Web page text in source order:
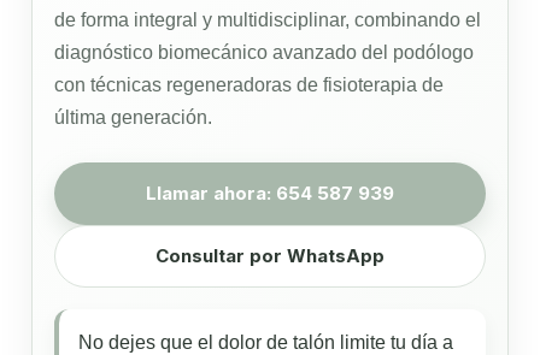
de forma integral y multidisciplinar, combinando el
diagnóstico biomecánico avanzado del podólogo
con técnicas regeneradoras de fisioterapia de
última generación.
Llamar ahora: 654 587 939
Consultar por WhatsApp
No dejes que el dolor de talón limite tu día a